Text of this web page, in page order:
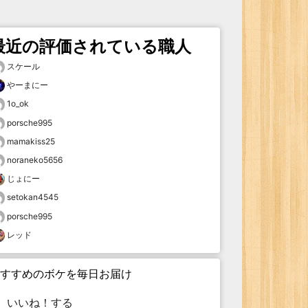
近の評価されている職人
スケール
やーまにー
1o_ok
porsche995
mamakiss25
noraneko5656
じょにー
setokan4545
porsche995
レッド
すめのボケを毎日お届け
いいね！する